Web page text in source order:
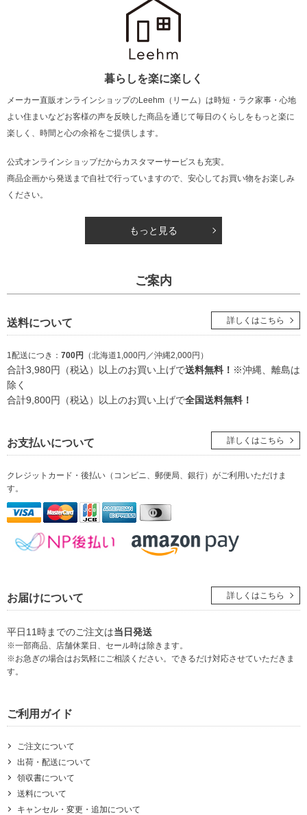
暮らしを楽に楽しく
メーカー直販オンラインショップのLeehm（リーム）は時短・ラク家事・心地
よい住まいなどお客様の声を反映した商品を通じて毎日のくらしをもっと楽に
楽しく、時間と心の余裕をご提供します。
公式オンラインショップだからカスタマーサービスも充実。
商品企画から発送まで自社で行っていますので、安心してお買い物をお楽しみ
ください。
もっと見る
ご案内
送料について
1配送につき： 700円 （北海道1,000円／沖縄2,000円）
合計3,980円（税込）以上のお買い上げで送料無料！ ※沖縄、離島は
除く
合計9,800円（税込）以上のお買い上げで全国送料無料！
詳しくはこちら
お支払いについて
クレジットカード・後払い（コンビニ、郵便局、銀行） がご利用いただけま
す。
詳しくはこちら
お届けについて
平日11時までのご注文は当日発送
※一部商品、店舗休業日、セール時は除きます。
※お急ぎの場合はお気軽にご相談ください。できるだけ対応させていただきま
す。
詳しくはこちら
ご利用ガイド
ご注文について
出荷・配送について
領収書について
送料について
キャンセル・変更・追加について